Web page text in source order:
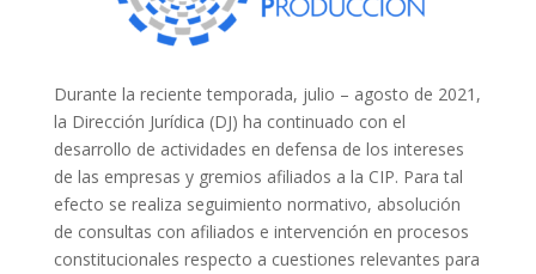
Durante la reciente temporada, julio – agosto de 2021,
la Dirección Jurídica (DJ) ha continuado con el
desarrollo de actividades en defensa de los intereses
de las empresas y gremios afiliados a la CIP. Para tal
efecto se realiza seguimiento normativo, absolución
de consultas con afiliados e intervención en procesos
constitucionales respecto a cuestiones relevantes para